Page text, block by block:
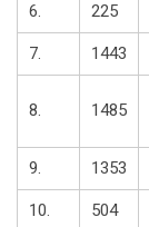
6. 225
7. 1443
8. 1485
9. 1353
10. 504